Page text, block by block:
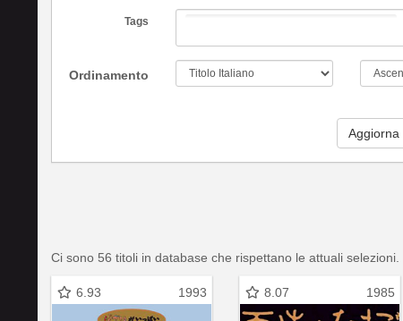
Tags
Ordinamento
Aggiorna
Ci sono 56 titoli in database che rispettano le attuali selezioni.
6.93 1993 8.07 1985